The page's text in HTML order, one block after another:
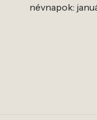
névnapok: